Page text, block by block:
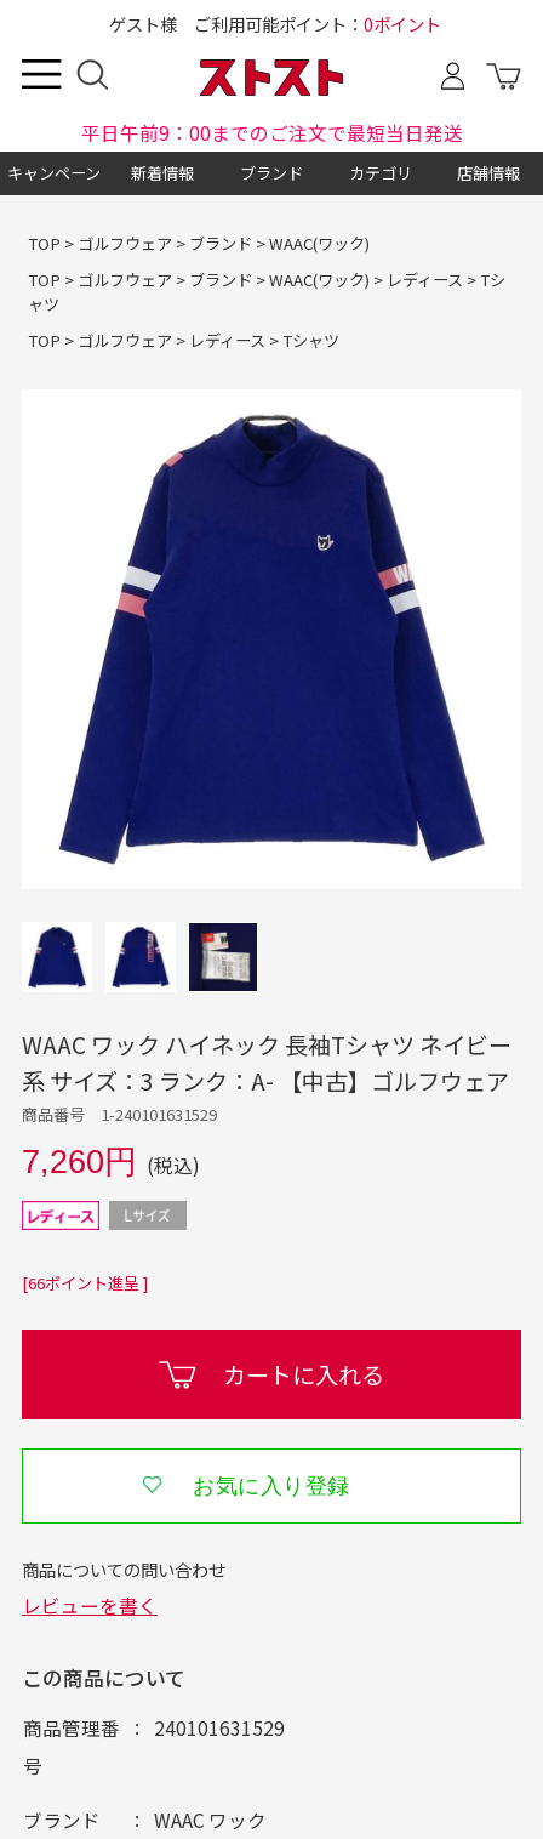
ゲスト様 ご利用可能ポイント： 0ポイント
平日午前9：00までのご注文で最短当日発送
キャンペーン 新着情報 ブランド カテゴリ 店舗情報
TOP > ゴルフウェア > ブランド >WAAC(ワック)
TOP > ゴルフウェア > ブランド >WAAC(ワック) > レディース > Tシ
ャツ
TOP > ゴルフウェア > レディース > Tシャツ
WAAC ワック ハイネック 長袖Tシャツ ネイビー
系 サイズ：3 ランク：A- 【中古】ゴルフウェア
商品番号 1-240101631529
7,260円 (税込)
[66ポイント進呈 ]
カートに入れる
お気に入り登録
この商品について
商品管理番
号
240101631529
ブランド WAAC ワック